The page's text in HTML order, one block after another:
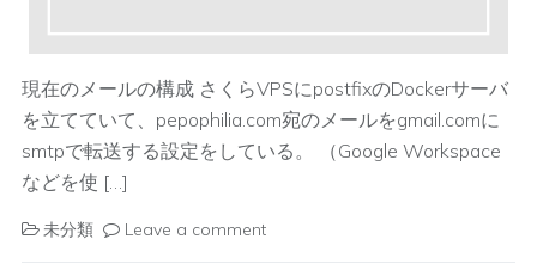
現在のメールの構成 さくらVPSにpostfixのDockerサーバ
を立てていて、pepophilia.com宛のメールをgmail.comに
smtpで転送する設定をしている。 （Google Workspace
などを使 […]
未分類 Leave a comment